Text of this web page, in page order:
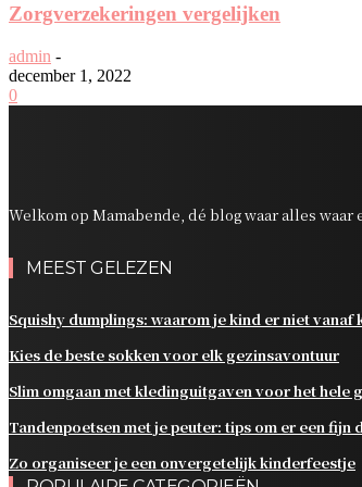
Zorgverzekeringen vergelijken
admin -
december 1, 2022
0
Welkom op Mamabende, dé blog waar alles
MEEST GELEZEN
Squishy dumplings: waarom je kind er niet
Kies de beste sokken voor elk gezinsavontuur
Slim omgaan met kledinguitgaven voor het hele
Tandenpoetsen met je peuter: tips om er een fijn
Zo organiseer je een onvergetelijk kinderfeestje